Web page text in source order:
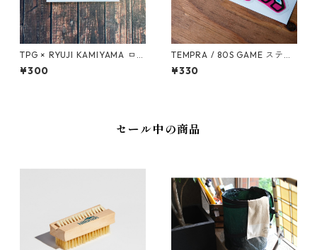
TPG × RYUJI KAMIYAMA ロゴ
ステッカー（オレンジ）
¥300
TEMPRA / 80S GAME ステッ
カー
¥330
セール中の商品